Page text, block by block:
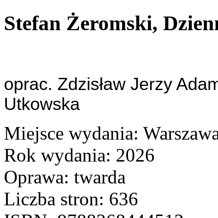
Stefan Żeromski,
oprac. Zdzisław Jerzy
Utkowska
Miejsce wydania:
Rok wydania: 2026
Oprawa: twarda
Liczba stron: 636